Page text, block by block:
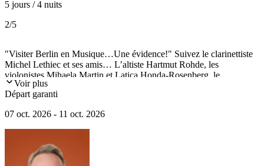
5 jours / 4 nuits
2/5
"Visiter Berlin en Musique…Une évidence!" Suivez le clarinettiste
Michel Lethiec et ses amis… L’altiste Hartmut Rohde, les
violonistes Mihaela Martin et Latica Honda-Rosenberg, le
violoncelliste Frans Helmerson , le Quatuor Viatores et d’autres
solistes berlinois… Dans une ville marquée par l’Histoire, pour le
les conséquences…
Voir plus
Départ garanti
07 oct. 2026 - 11 oct. 2026